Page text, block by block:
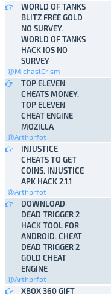
WORLD OF TANKS
BLITZ FREE GOLD
NO SURVEY.
WORLD OF TANKS
HACK IOS NO
SURVEY
MichaslCrism
TOP ELEVEN
CHEATS MONEY.
TOP ELEVEN
CHEAT ENGINE
MOZILLA
Arthprfot
INJUSTICE
CHEATS TO GET
COINS. INJUSTICE
APK HACK 2.1.1
Arthprfot
DOWNLOAD
DEAD TRIGGER 2
HACK TOOL FOR
ANDROID. CHEAT
DEAD TRIGGER 2
GOLD CHEAT
ENGINE
Arthprfot
XBOX 360 GIFT